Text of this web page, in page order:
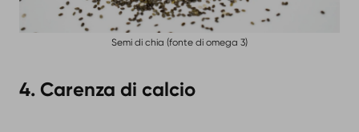
Semi di chia (fonte di omega 3)
4. Carenza di calcio